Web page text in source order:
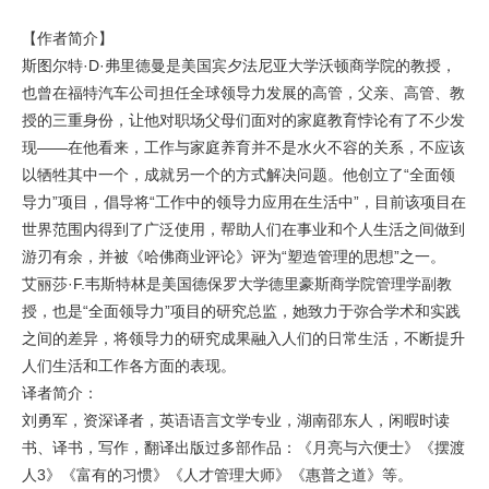
【作者简介】
斯图尔特·D·弗里德曼是美国宾夕法尼亚大学沃顿商学院的教授，
也曾在福特汽车公司担任全球领导力发展的高管，父亲、高管、教
授的三重身份，让他对职场父母们面对的家庭教育悖论有了不少发
现——在他看来，工作与家庭养育并不是水火不容的关系，不应该
以牺牲其中一个，成就另一个的方式解决问题。他创立了“全面领
导力”项目，倡导将“工作中的领导力应用在生活中”，目前该项目在
世界范围内得到了广泛使用，帮助人们在事业和个人生活之间做到
游刃有余，并被《哈佛商业评论》评为“塑造管理的思想”之一。
艾丽莎·F.韦斯特林是美国德保罗大学德里豪斯商学院管理学副教
授，也是“全面领导力”项目的研究总监，她致力于弥合学术和实践
之间的差异，将领导力的研究成果融入人们的日常生活，不断提升
人们生活和工作各方面的表现。
译者简介：
刘勇军，资深译者，英语语言文学专业，湖南邵东人，闲暇时读
书、译书，写作，翻译出版过多部作品：《月亮与六便士》《摆渡
人3》《富有的习惯》《人才管理大师》《惠普之道》等。